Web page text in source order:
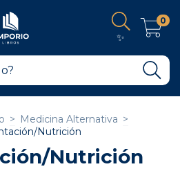
✨
0
> Medicina Alternativa >
Nutrición
Nutrición